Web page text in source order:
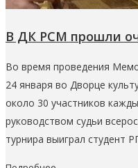
В ДК РСМ прошли
Во время проведения
24 января во Дворце
около 30 участников
руководством судьи
турнира выиграл студент